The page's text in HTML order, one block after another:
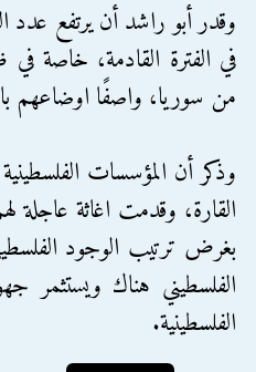
وقدر أبو راشد أن يرتفع عدد
في الفترة القادمة، خاصة
من سوريا، واصفًا اوضاعهم
وذكر أن المؤسسات
القارة، وقدمت اغاثة
بغرض ترتيب الوجود
الفلسطيني هناك ويستثمر
الفلسطينية.